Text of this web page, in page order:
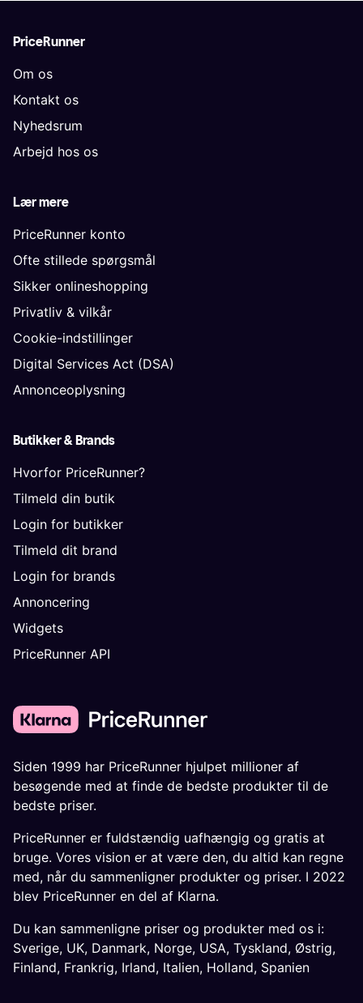
PriceRunner
Om os
Kontakt os
Nyhedsrum
Arbejd hos os
Lær mere
PriceRunner konto
Ofte stillede spørgsmål
Sikker onlineshopping
Privatliv & vilkår
Cookie-indstillinger
Digital Services Act (DSA)
Annonceoplysning
Butikker & Brands
Hvorfor PriceRunner?
Tilmeld din butik
Login for butikker
Tilmeld dit brand
Login for brands
Annoncering
Widgets
PriceRunner API
Siden 1999 har PriceRunner hjulpet millioner af
besøgende med at finde de bedste produkter til de
bedste priser.
PriceRunner er fuldstændig uafhængig og gratis at
bruge. Vores vision er at være den, du altid kan regne
med, når du sammenligner produkter og priser. I 2022
blev PriceRunner en del af Klarna.
Du kan sammenligne priser og produkter med os i:
Sverige, UK, Danmark, Norge, USA, Tyskland, Østrig,
Finland, Frankrig, Irland, Italien, Holland, Spanien